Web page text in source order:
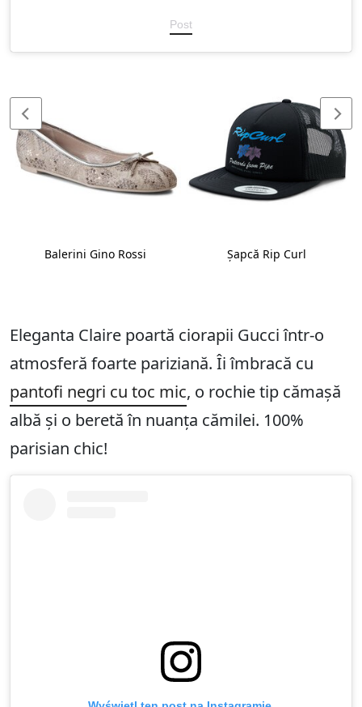
Post
Balerini Gino Rossi Șapcă Rip Curl
Eleganta Claire poartă ciorapii Gucci într-o
atmosferă foarte pariziană. Îi îmbracă cu
pantofi negri cu toc mic, o rochie tip cămașă
albă și o beretă în nuanța cămilei. 100%
parisian chic!